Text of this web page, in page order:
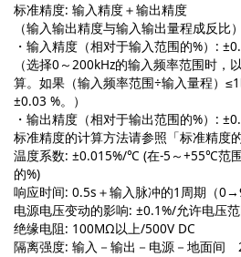
标准精度: 输入精度＋输出精度
（输入输出精度与输入输出量程成反比）
・输入精度（相对于输入范围的%）:
（选择0～200kHz的输入频率范围时，
算。如果（输入频率范围÷输入量程）
±0.03 %。）
・输出精度（相对于输出范围的%）:
标准精度的计算方法请参照「标准精度
温度系数: ±0.015%/℃ (在-5～+55℃范
的%)
响应时间: 0.5s＋输入脉冲的1周期（
电源电压变动的影响: ±0.1%/允许电压
绝缘电阻: 100MΩ以上/500V DC
隔离强度: 输入－输出－电源－地面间